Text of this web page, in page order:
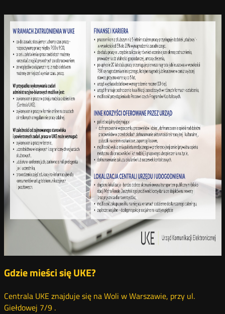
Gdzie mieści się UKE?
Centrala UKE znajduje się na Woli w Warszawie, przy ul.
Giełdowej 7/9 .